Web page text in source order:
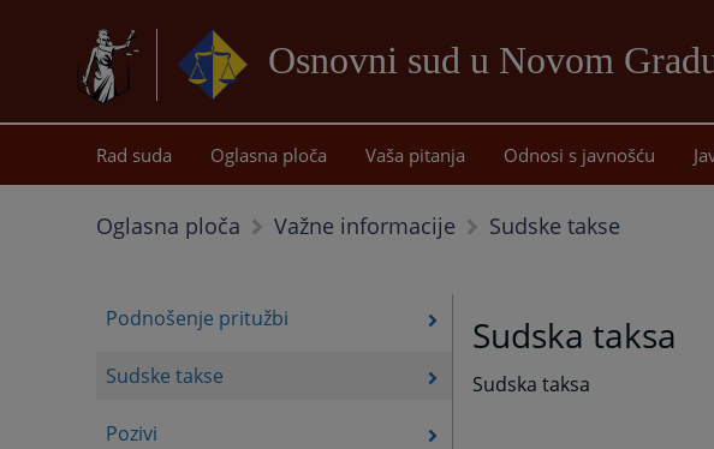
Osnovni sud u Novom
Rad suda Oglasna ploča Vaša pitanja Odnosi s javnošću
Oglasna ploča Važne informacije Sudske takse
Podnošenje pritužbi
Sudske takse
Pozivi
Sudska taksa
Sudska taksa